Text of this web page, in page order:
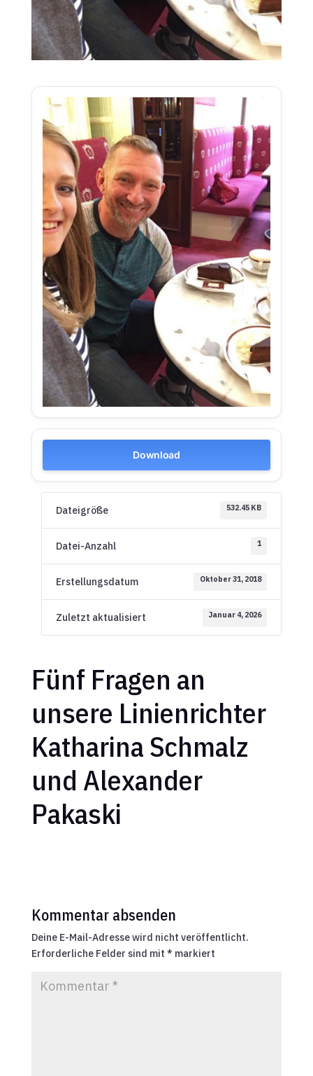
Download
Dateigröße 532.45 KB
Datei-Anzahl 1
Erstellungsdatum Oktober 31, 2018
Zuletzt aktualisiert Januar 4, 2026
Fünf Fragen an
unsere Linienrichter
Katharina Schmalz
und Alexander
Pakaski
Kommentar absenden
Deine E-Mail-Adresse wird nicht veröffentlicht.
Erforderliche Felder sind mit * markiert